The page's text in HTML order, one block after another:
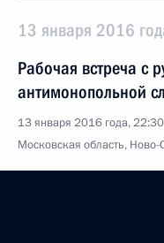
13 января 2016
Рабочая встреча с
антимонопольной
13 января 2016 года, 22:30
Московская область, Ново-